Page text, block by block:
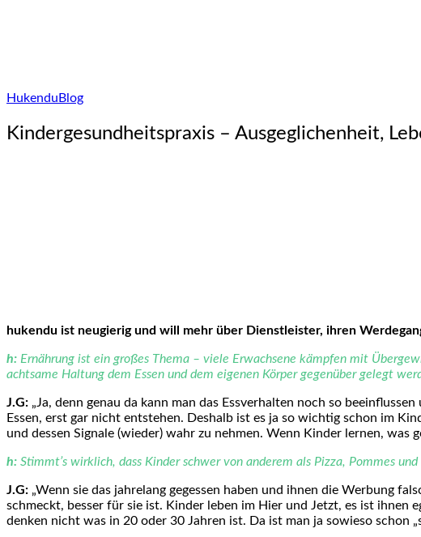
Hukendu Blog
Kindergesundheitspraxis – Ausgeglichenheit,
hukendu ist neugierig und will mehr über Dienstleister, ihren
h: Ernährung ist ein großes Thema – viele Erwachsene kämpfen mit
achtsame Haltung dem Essen und dem eigenen Körper gegenüber gelegt
J.G: „Ja, denn genau da kann man das Essverhalten noch so
Essen, erst gar nicht entstehen. Deshalb ist es ja so wichtig schon im
und dessen Signale (wieder) wahr zu nehmen. Wenn Kinder lernen, was
h: Stimmt’s wirklich, dass Kinder schwer von anderem als Pizza, Pommes
J.G: „Wenn sie das jahrelang gegessen haben und ihnen die Werbung
schmeckt, besser für sie ist. Kinder leben im Hier und Jetzt, es ist ihnen
denken nicht was in 20 oder 30 Jahren ist. Da ist man ja sowieso schon